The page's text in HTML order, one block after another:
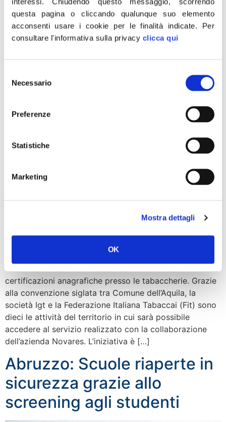
questa pagina o cliccando qualunque suo elemento
acconsenti usare i cookie per le finalità indicate. Per
consultare l'informativa sulla privacy clicca qui
delNecessario
Preferenze
Statistiche
Marketing
Mostra dettagli
OK
dei trasporti e della mobilità sostenibile, proposto dal
Presidente Draghi e dal Ministro Giovannini, contiene un
importante riconoscimento nei confronti del porto di
anagrafici anche in
comunale che consentirà ai cittadini di ritirare
certificazioni anagrafiche presso le tabaccherie. Grazie
alla convenzione siglata tra Comune dell’Aquila, la
società Igt e la Federazione Italiana Tabaccai (Fit) sono
dieci le attività del territorio in cui sarà possibile
accedere al servizio realizzato con la collaborazione
dell’azienda Novares. L’iniziativa è […]
Abruzzo: Scuole riaperte in
sicurezza grazie allo
screening agli studenti